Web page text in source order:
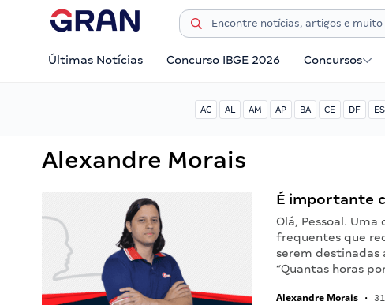
Últimas Notícias Concurso IBGE 2026 Concursos
AC AL AM AP BA CE DF ES
Alexandre Morais
É importante
Olá, Pessoal.
frequentes que
serem destinadas
“Quantas horas
Alexandre Morais •